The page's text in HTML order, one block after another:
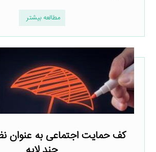
مطالعه بیشتر
کف حمایت اجتماعی به عنوان